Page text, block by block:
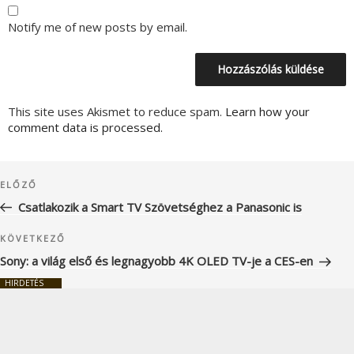
Notify me of new posts by email.
This site uses Akismet to reduce spam. Learn how your
comment data is processed.
navigáció
Korábbi
bejegyzés
ELŐZŐ
Csatlakozik a Smart TV Szövetséghez a Panasonic is
Következő
bejegyzés
KÖVETKEZŐ
Sony: a világ első és legnagyobb 4K OLED TV-je a CES-en
HIRDETÉS